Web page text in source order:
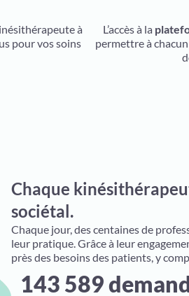
à
pour vos soins
L’accès à la
permettre à
Chaque
sociétal.
Chaque jour, des centaines de
leur pratique. Grâce à leur
près des besoins des patients, y
143 589